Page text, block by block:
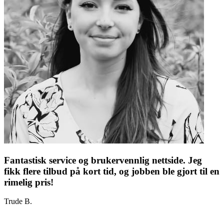
Fantastisk service og brukervennlig nettside. Jeg
fikk flere tilbud på kort tid, og jobben ble gjort til en
rimelig pris!
Trude B.